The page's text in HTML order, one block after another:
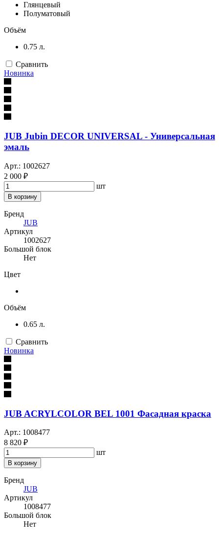
Глянцевый
Полуматовый
Объём
0.75 л.
Сравнить
Новинка
JUB Jubin DECOR UNIVERSAL - Универсальная
эмаль
Арт.: 1002627
2 000 ₽
шт
В корзину
Бренд
JUB
Артикул
1002627
Большой блок
Нет
Цвет
Объём
0.65 л.
Сравнить
Новинка
JUB ACRYLCOLOR BEL 1001 Фасадная краска
Арт.: 1008477
8 820 ₽
шт
В корзину
Бренд
JUB
Артикул
1008477
Большой блок
Нет